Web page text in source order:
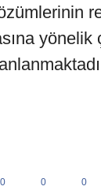
yönelik